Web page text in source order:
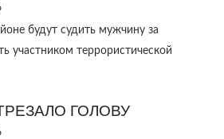
будут судить мужчину за
участником террористической
ГОЛОВУ